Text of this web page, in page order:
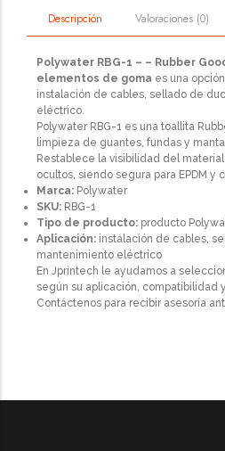
Descripción Valoraciones (0)
Polywater RBG-1 – – Rubber
elementos de goma es una
instalación de cables, sellado de
eléctrico.
Polywater RBG-1 es una toallita
limpieza de guantes, fundas y
Restablece la visibilidad del
ocultos, siendo segura para EPDM y
Marca: Polywater
SKU: RBG-1
Tipo de producto: producto
Aplicación: instalación de cables,
mantenimiento eléctrico
En Jprintech le ayudamos a
según su aplicación, compatibilidad
Contáctenos para recibir asesoría